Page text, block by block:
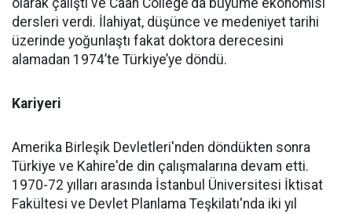
olarak çalıştı ve Caan College'da büyüme ekonomisi
dersleri verdi. İlahiyat, düşünce ve medeniyet tarihi
üzerinde yoğunlaştı fakat doktora derecesini
alamadan 1974’te Türkiye’ye döndü.
Kariyeri
Amerika Birleşik Devletleri'nden döndükten sonra
Türkiye ve Kahire'de din çalışmalarına devam etti.
1970-72 yılları arasında İstanbul Üniversitesi İktisat
Fakültesi ve Devlet Planlama Teşkilatı'nda iki yıl